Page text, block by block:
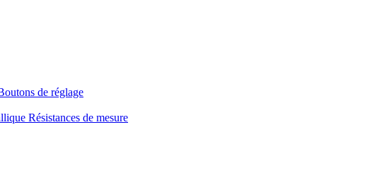
de réglage
Résistances de mesure